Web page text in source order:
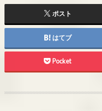
ポスト
はてブ
Pocket